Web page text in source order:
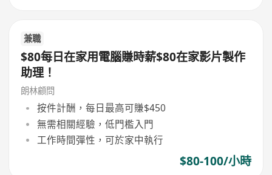
兼職
$80每日在家用電腦賺時薪$80在家影片製作
助理！
朗林顧問
按件計酬，每日最高可賺$450
無需相關經驗，低門檻入門
工作時間彈性，可於家中執行
$80-100/小時